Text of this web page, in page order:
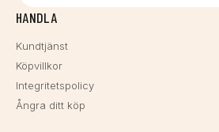
HANDLA
Kundtjänst
Köpvillkor
Integritetspolicy
Ångra ditt köp